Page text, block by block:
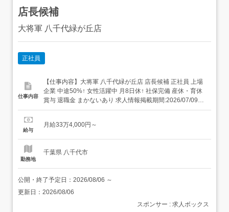
店長候補
大将軍 八千代緑が丘店
正社員
仕事内容
【仕事内容】大将軍 八千代緑が丘店 店長候補 正社員 上場
企業 中途50%↑ 女性活躍中 月8日休↑ 社保完備 産休・育休
賞与 退職金 まかないあり 求人情報掲載期間:2026/07/09～
2026/08/13 求人情報 店舗の特徴 東証プライム・名証プレ
葉高速線「八千代緑が丘駅」よ...
給与
月給33万4,000円～
勤務地
千葉県 八千代市
公開・終了予定日： 2026/08/06 ～
更新日： 2026/08/06
スポンサー : 求人ボックス